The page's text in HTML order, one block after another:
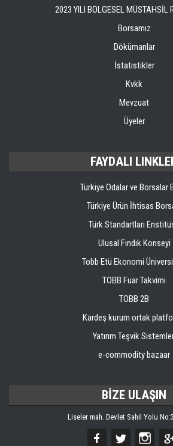
2023 YILI BÖLGESEL MÜSTAHSİL
Borsamız
Dökümanlar
İstatistikler
Kvkk
Mevzuat
Üyeler
FAYDALI
Türkiye Odalar ve Borsalar
Türkiye Ürün İhtisas
Türk Standartları
Ulusal Fındık Konseyi
Tobb Etü Ekonomi
TOBB Fuar Takvimi
TOBB 2B
Kardeş kurum ortak
Yatırım Teşvik
e-commodity bazaar
BİZE ULAŞIN
Liseler mah. Devlet Sahil Yolu